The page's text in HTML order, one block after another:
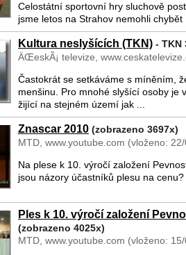
Celostátní sportovní hry sluchově
jsme letos na Strahov nemohli chybět
Kultura neslyšících (TKN) - TKN
ÄŒeskÃ¡ televize,
Častokrát se setkáváme s míněním,
menšinu. Pro mnohé slyšící osoby je
žijící na stejném území jak ...
Znascar 2010 (zobrazeno 3697x)
MTD, www.youtube.com (vloženo:
Na plese k 10. výročí založení
jsou názory účastníků plesu na
Ples k 10. výročí založení
(zobrazeno 4025x)
MTD, www.youtube.com (vloženo: